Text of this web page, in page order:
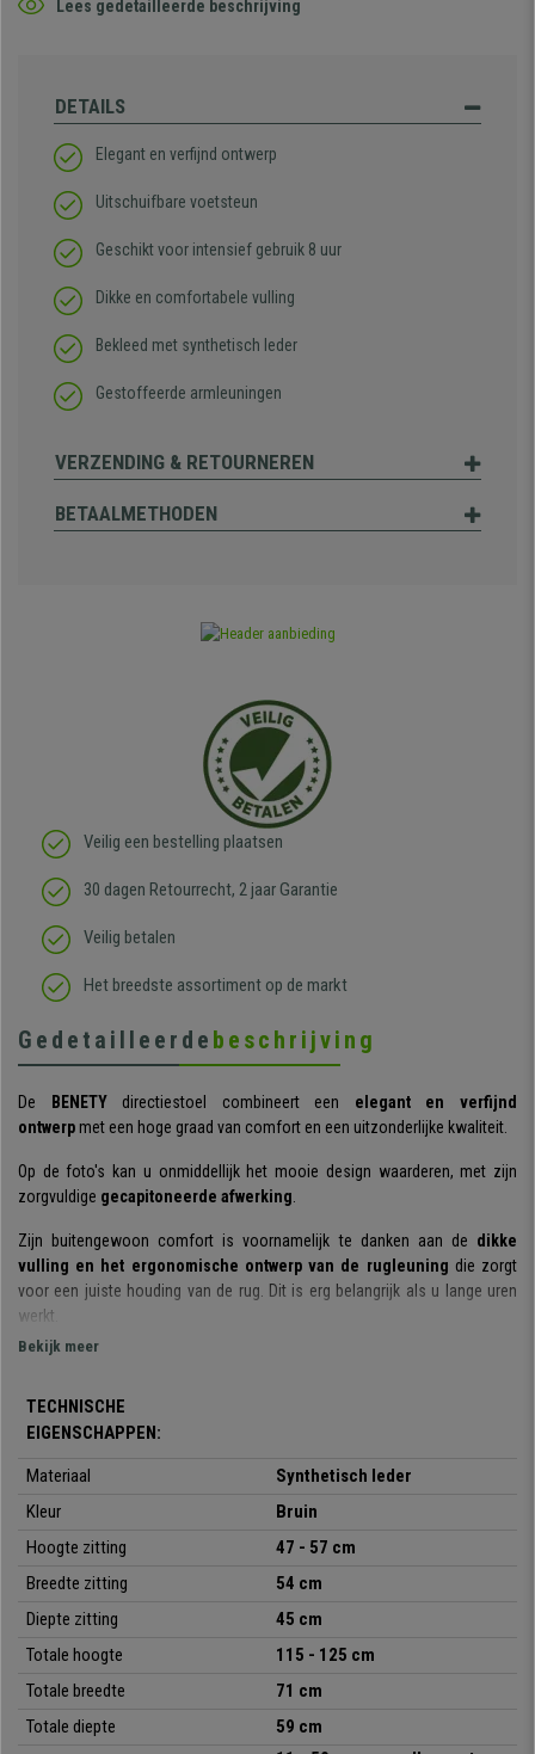
Lees gedetailleerde beschrijving
DETAILS
Elegant en verfijnd ontwerp
Uitschuifbare voetsteun
Geschikt voor intensief gebruik 8 uur
Dikke en comfortabele vulling
Bekleed met synthetisch leder
Gestoffeerde armleuningen
VERZENDING & RETOURNEREN
BETAALMETHODEN
Veilig een bestelling plaatsen
30 dagen Retourrecht, 2 jaar Garantie
Veilig betalen
Het breedste assortiment op de markt
Gedetailleerde beschrijving
De BENETYdirectiestoel combineert een elegant en verfijnd
ontwerpmet een hoge graad van comfort en een uitzonderlijke kwaliteit.
Op de foto's kan u onmiddellijk het mooie design waarderen, met zijn
zorgvuldige gecapitoneerde afwerking.
Zijn buitengewoon comfort is voornamelijk te danken aan de dikke
vulling en het ergonomische ontwerp van de rugleuning die zorgt
voor een juiste houding van de rug. Dit is erg belangrijk als u lange uren
werkt.
kantelmechanisme
voetensteunmet uw voeten omhoog achterover liggen om even uit te
rusten.
Voor zijn productie zijn enkel hoogwaardige materialen
De structuur en het onderstel zijn van metaal, een robuust materiaal dat
vooralle soorten ondergronden, zowel harde vloeren als
tapijtvloeren. Anderzijds is de fauteuil bekleed met
kleuren.
uitzonderlijk design. Bij
Bureaustoelpro bieden we hem u aan tegen een
uitzonderlijke prijs. Grijp deze kans en geniet van deze prachtige
Bekijk meer
TECHNISCHE
EIGENSCHAPPEN:
Materiaal
Synthetisch leder
Kleur
Bruin
Hoogte zitting
47 - 57 cm
Breedte zitting
54 cm
Diepte zitting
45 cm
Totale hoogte
115 - 125 cm
Totale breedte
71 cm
Totale diepte
59 cm